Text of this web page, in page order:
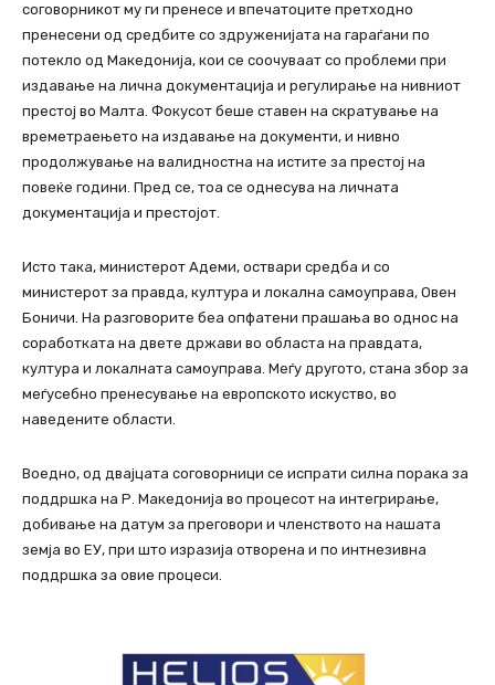
соговорникот му ги пренесе и впечатоците претходно
пренесени од средбите со здруженијата на гараѓани по
потекло од Македонија, кои се соочуваат со проблеми при
издавање на лична документација и регулирање на нивниот
престој во Малта. Фокусот беше ставен на скратување на
времетраењето на издавање на документи, и нивно
продолжување на валидностна на истите за престој на
повеќе години. Пред се, тоа се однесува на личната
документација и престојот.
Исто така, министерот Адеми, оствари средба и со
министерот за правда, култура и локална самоуправа, Овен
Боничи. На разговорите беа опфатени прашања во однос на
соработката на двете држави во областа на правдата,
култура и локалната самоуправа. Меѓу другото, стана збор за
меѓусебно пренесување на европското искуство, во
наведените области.
Воедно, од двајцата соговорници се испрати силна порака за
поддршка на Р. Македонија во процесот на интегрирање,
добивање на датум за преговори и членството на нашата
земја во ЕУ, при што изразија отворена и по интнезивна
поддршка за овие процеси.